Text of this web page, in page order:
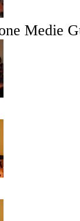
Medie